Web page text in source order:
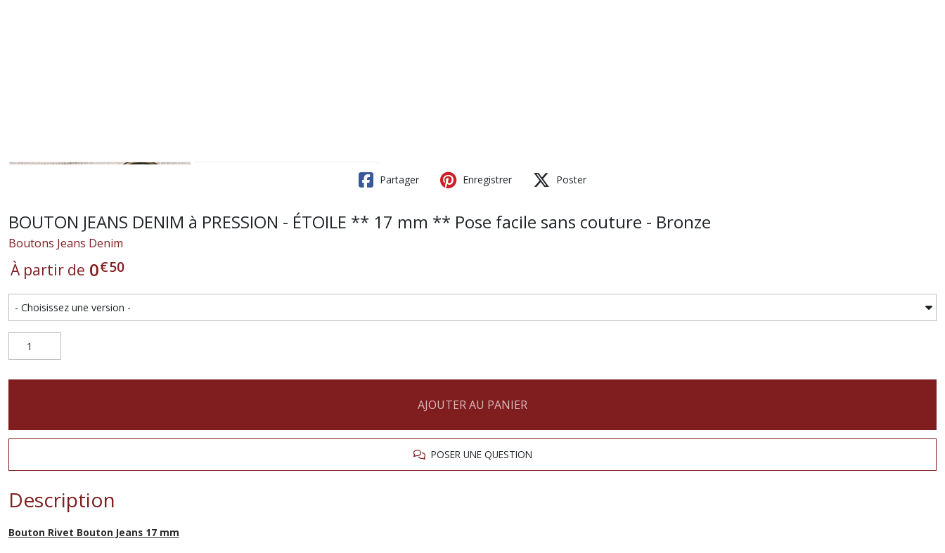
Partager Enregistrer Poster
BOUTON JEANS DENIM à PRESSION - ÉTOILE ** 17 mm ** Pose facile sans couture - Bronze
Boutons Jeans Denim
À partir de 0€50
AJOUTER AU PANIER
POSER UNE QUESTION
Description
Bouton Rivet Bouton Jeans 17 mm